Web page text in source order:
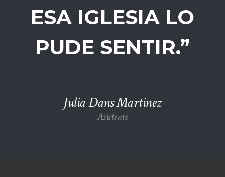
ESA IGLESIA LO
PUDE SENTIR.”
Julia Dans Martinez
Asistente